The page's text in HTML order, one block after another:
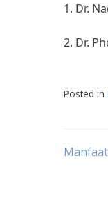
1. Dr.
2. Dr.
Posted in